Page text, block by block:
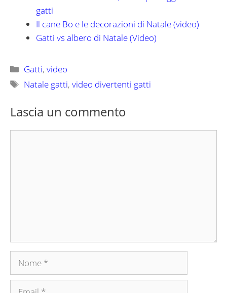
gatti
Il cane Bo e le decorazioni di Natale (video)
Gatti vs albero di Natale (Video)
Categorie
Gatti,video
Tag
Natale gatti,video divertenti gatti
Lascia un commento
Nome
Email